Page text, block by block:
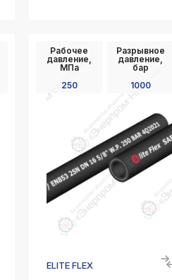
Рабочее
давление,
МПа
250
Разрывное
давление,
бар
1000
ELITE FLEX